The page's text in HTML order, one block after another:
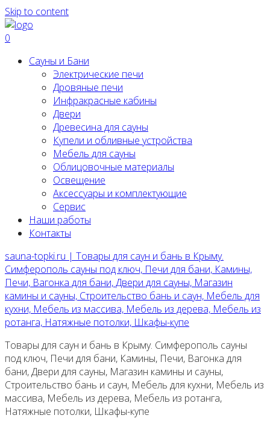
Skip to content
0
Сауны и Бани
Электрические печи
Дровяные печи
Инфракрасные кабины
Двери
Древесина для сауны
Купели и обливные устройства
Мебель для сауны
Облицовочные материалы
Освещение
Аксессуары и комплектующие
Сервис
Наши работы
Контакты
sauna-topki.ru | Товары для саун и бань в Крыму.
Симферополь сауны под ключ, Печи для бани, Камины,
Печи, Вагонка для бани, Двери для сауны, Магазин
камины и сауны, Строительство бань и саун, Мебель для
кухни, Мебель из массива, Мебель из дерева, Мебель из
ротанга, Натяжные потолки, Шкафы-купе
Товары для саун и бань в Крыму. Симферополь сауны
под ключ, Печи для бани, Камины, Печи, Вагонка для
бани, Двери для сауны, Магазин камины и сауны,
Строительство бань и саун, Мебель для кухни, Мебель из
массива, Мебель из дерева, Мебель из ротанга,
Натяжные потолки, Шкафы-купе